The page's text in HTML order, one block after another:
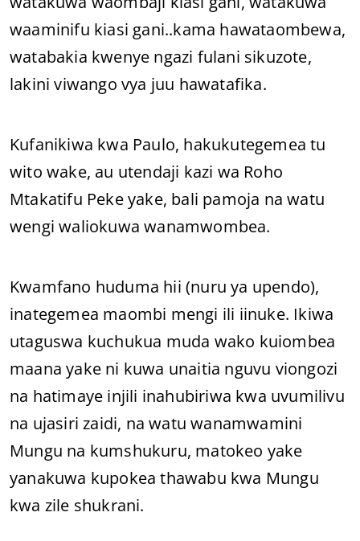
waaminifu kiasi gani..kama hawataombewa,
watabakia kwenye ngazi fulani sikuzote,
lakini viwango vya juu hawatafika.
Kufanikiwa kwa Paulo, hakukutegemea tu
wito wake, au utendaji kazi wa Roho
Mtakatifu Peke yake, bali pamoja na watu
wengi waliokuwa wanamwombea.
Kwamfano huduma hii (nuru ya upendo),
inategemea maombi mengi ili iinuke. Ikiwa
utaguswa kuchukua muda wako kuiombea
maana yake ni kuwa unaitia nguvu viongozi
na hatimaye injili inahubiriwa kwa uvumilivu
na ujasiri zaidi, na watu wanamwamini
Mungu na kumshukuru, matokeo yake
yanakuwa kupokea thawabu kwa Mungu
kwa zile shukrani.